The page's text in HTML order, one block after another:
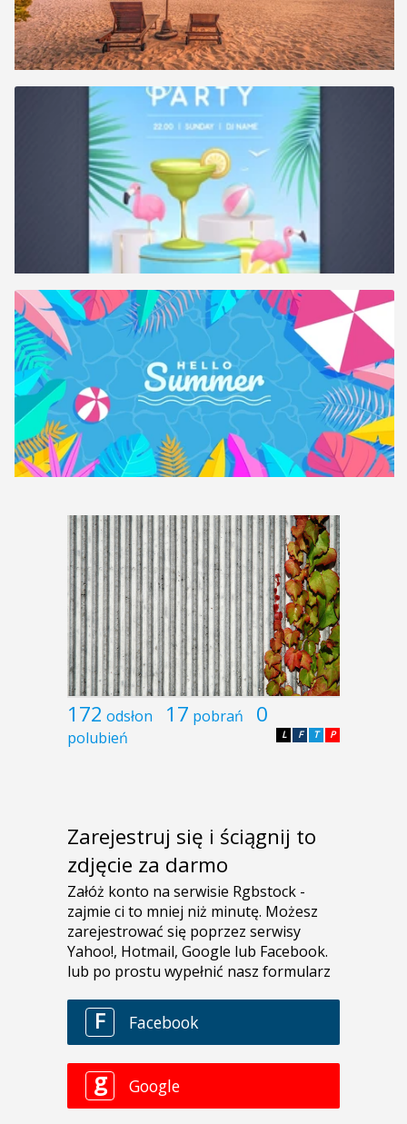
172 odsłon 17 pobrań 0
polubień P
T
F
L
Zarejestruj się i ściągnij to
zdjęcie za darmo